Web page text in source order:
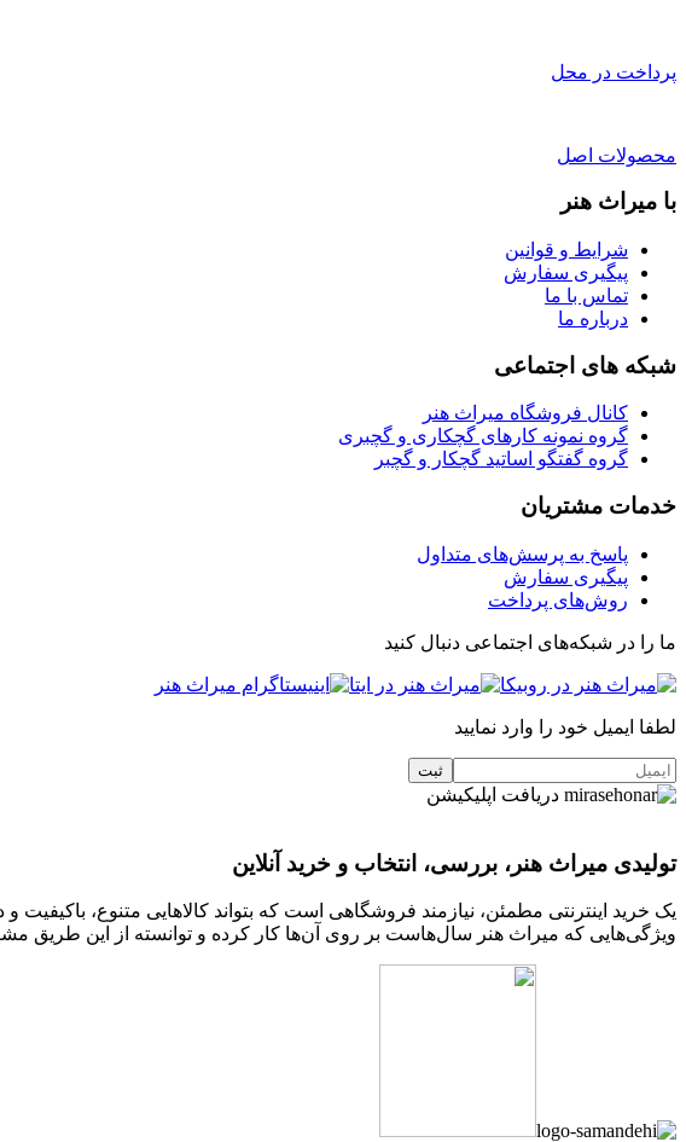
پرداخت در محل
محصولات اصل
با میراث هنر
شرایط و قوانین
پیگیری سفارش
تماس با ما
درباره ما
شبکه های اجتماعی
کانال فروشگاه میراث هنر
گروه نمونه کارهای گچکاری و گچبری
گروه گفتگو اساتید گچکار و گچبر
خدمات مشتریان
پاسخ به پرسش‌های متداول
پیگیری سفارش
روش‌های پرداخت
ما را در شبکه‌های اجتماعی دنبال کنید
لطفا ایمیل خود را وارد نمایید
دریافت اپلیکیشن
تولیدی میراث هنر، بررسی، انتخاب و خرید آنلاین
یک خرید اینترنتی مطمئن، نیازمند فروشگاهی است که بتواند کالاهایی متنوع،
ویژگی‌هایی که میراث هنر سال‌هاست بر روی آن‌ها کار کرده و توانسته از این طریق